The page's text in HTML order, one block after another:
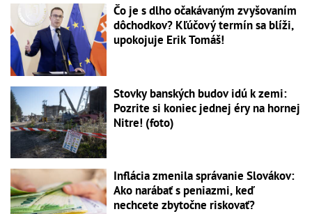
Čo je s dlho očakávaným zvyšovaním
dôchodkov? Kľúčový termín sa blíži,
upokojuje Erik Tomáš!
Stovky banských budov idú k zemi:
Pozrite si koniec jednej éry na hornej
Nitre! (foto)
Inflácia zmenila správanie Slovákov:
Ako narábať s peniazmi, keď
nechcete zbytočne riskovať?